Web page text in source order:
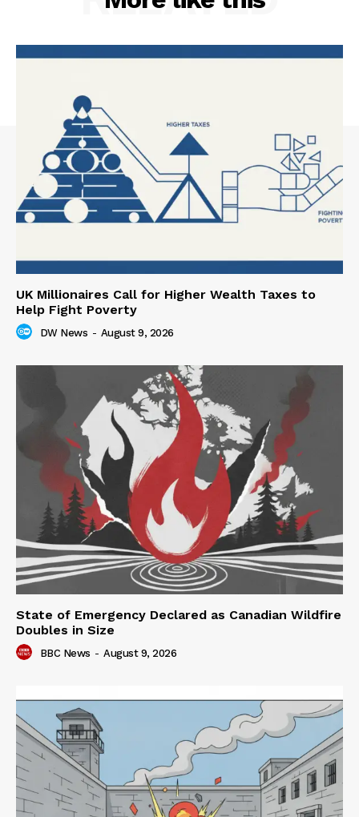
UK Millionaires Call for Higher Wealth Taxes to
Help Fight Poverty
DW News - August 9, 2026
State of Emergency Declared as Canadian Wildfire
Doubles in Size
BBC News - August 9, 2026